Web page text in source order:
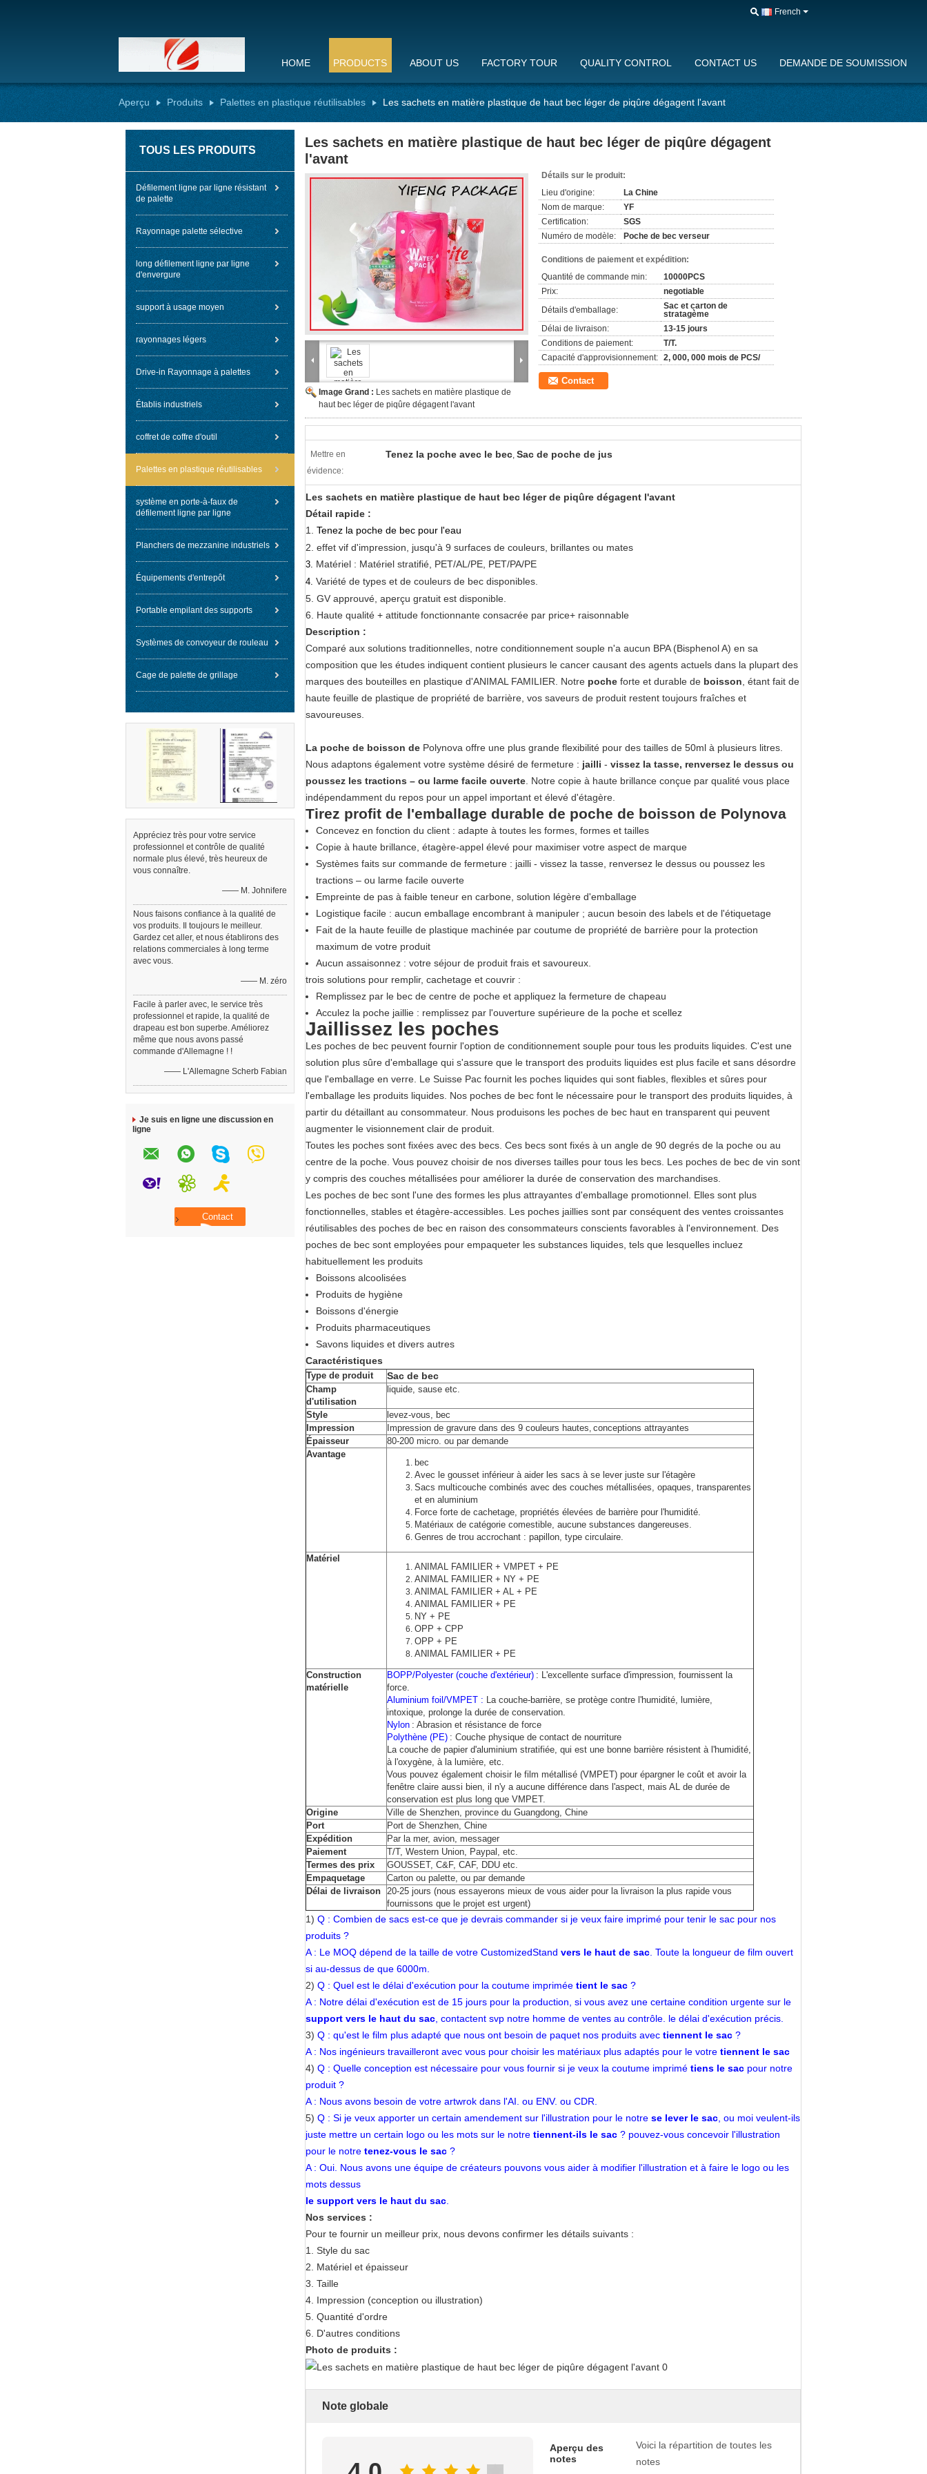
French
HOME PRODUCTS ABOUT US FACTORY TOUR QUALITY CONTROL CONTACT US DEMANDE DE SOUMISSION
Aperçu Produits Palettes en plastique réutilisables Les sachets en matière plastique de haut bec léger de piqûre dégagent l'avant
TOUS LES PRODUITS
Défilement ligne par ligne résistant
de palette
Rayonnage palette sélective
long défilement ligne par ligne
d'envergure
support à usage moyen
rayonnages légers
Drive-in Rayonnage à palettes
Établis industriels
coffret de coffre d'outil
Palettes en plastique réutilisables
système en porte-à-faux de
défilement ligne par ligne
Planchers de mezzanine industriels
Équipements d'entrepôt
Portable empilant des supports
Systèmes de convoyeur de rouleau
Cage de palette de grillage
Appréciez très pour votre service
professionnel et contrôle de qualité
normale plus élevé, très heureux de
vous connaître.
—— M. Johnifere
Nous faisons confiance à la qualité de
vos produits. Il toujours le meilleur.
Gardez cet aller, et nous établirons des
relations commerciales à long terme
avec vous.
—— M. zéro
Facile à parler avec, le service très
professionnel et rapide, la qualité de
drapeau est bon superbe. Améliorez
même que nous avons passé
commande d'Allemagne ! !
—— L'Allemagne Scherb Fabian
Je suis en ligne une discussion en
ligne
Les sachets en matière plastique de haut bec léger de piqûre dégagent
l'avant
Image Grand : Les sachets en matière plastique de
haut bec léger de piqûre dégagent l'avant
Détails sur le produit:
Lieu d'origine:
La Chine
Nom de marque:
YF
Certification:
SGS
Numéro de modèle:
Poche de bec verseur
Conditions de paiement et expédition:
Quantité de commande min:
10000PCS
Prix:
negotiable
Détails d'emballage:
Sac et carton de
stratagème
Délai de livraison:
13-15 jours
Conditions de paiement:
T/T.
Capacité d'approvisionnement: 2, 000, 000 mois de PCS/
Contact
Mettre en
évidence:
Tenez la poche avec le bec, Sac de poche de jus
Les sachets en matière plastique de haut bec léger de piqûre dégagent l'avant
Détail rapide :
1. Tenez la poche de bec pour l'eau
2. effet vif d'impression, jusqu'à 9 surfaces de couleurs, brillantes ou mates
3. Matériel : Matériel stratifié, PET/AL/PE, PET/PA/PE
4. Variété de types et de couleurs de bec disponibles.
5. GV approuvé, aperçu gratuit est disponible.
6.
Haute qualité + attitude fonctionnante consacrée par price+ raisonnable
Description :
Comparé aux solutions traditionnelles, notre conditionnement souple n'a aucun BPA (Bisphenol A) en sa
composition que les études indiquent contient plusieurs le cancer causant des agents actuels dans la plupart des
marques des bouteilles en plastique d'ANIMAL FAMILIER. Notre poche forte et durable de boisson , étant fait de
haute feuille de plastique de propriété de barrière, vos saveurs de produit restent toujours fraîches et
savoureuses.
La poche de boisson de Polynova offre une plus grande flexibilité pour des tailles de 50ml à plusieurs litres.
Nous adaptons également votre système désiré de fermeture : jailli - vissez la tasse, renversez le dessus ou
poussez les tractions – ou larme facile ouverte . Notre copie à haute brillance conçue par qualité vous place
indépendamment du repos pour un appel important et élevé d'étagère.
Tirez profit de l'emballage durable de poche de boisson de Polynova
Concevez en fonction du client : adapte à toutes les formes, formes et tailles
Copie à haute brillance, étagère-appel élevé pour maximiser votre aspect de marque
Systèmes faits sur commande de fermeture : jailli - vissez la tasse, renversez le dessus ou poussez les
tractions – ou larme facile ouverte
Empreinte de pas à faible teneur en carbone, solution légère d'emballage
Logistique facile : aucun emballage encombrant à manipuler ; aucun besoin des labels et de l'étiquetage
Fait de la haute feuille de plastique machinée par coutume de propriété de barrière pour la protection
maximum de votre produit
Aucun assaisonnez : votre séjour de produit frais et savoureux.
trois solutions pour remplir, cachetage et couvrir :
Remplissez par le bec de centre de poche et appliquez la fermeture de chapeau
Acculez la poche jaillie : remplissez par l'ouverture supérieure de la poche et scellez
Jaillissez les poches
Les poches de bec peuvent fournir l'option de conditionnement souple pour tous les produits liquides. C'est une
solution plus sûre d'emballage qui s'assure que le transport des produits liquides est plus facile et sans désordre
que l'emballage en verre. Le Suisse Pac fournit les poches liquides qui sont fiables, flexibles et sûres pour
l'emballage les produits liquides. Nos poches de bec font le nécessaire pour le transport des produits liquides, à
partir du détaillant au consommateur. Nous produisons les poches de bec haut en transparent qui peuvent
augmenter le visionnement clair de produit.
Toutes les poches sont fixées avec des becs. Ces becs sont fixés à un angle de 90 degrés de la poche ou au
centre de la poche. Vous pouvez choisir de nos diverses tailles pour tous les becs. Les poches de bec de vin sont
y compris des couches métallisées pour améliorer la durée de conservation des marchandises.
Les poches de bec sont l'une des formes les plus attrayantes d'emballage promotionnel. Elles sont plus
fonctionnelles, stables et étagère-accessibles. Les poches jaillies sont par conséquent des ventes croissantes
réutilisables des poches de bec en raison des consommateurs conscients favorables à l'environnement. Des
poches de bec sont employées pour empaqueter les substances liquides, tels que lesquelles incluez
habituellement les produits
Boissons alcoolisées
Produits de hygiène
Boissons d'énergie
Produits pharmaceutiques
Savons liquides et divers autres
Caractéristiques
Type de produit Sac de bec
Champ
d'utilisation
liquide, sause etc.
Style
levez-vous, bec
Impression
Impression de gravure dans des 9 couleurs hautes, conceptions attrayantes
Épaisseur
80-200 micro. ou par demande
Avantage
bec
Avec le gousset inférieur à aider les sacs à se lever juste sur l'étagère
Sacs multicouche combinés avec des couches métallisées, opaques, transparentes
et en aluminium
Force forte de cachetage, propriétés élevées de barrière pour l'humidité.
Matériaux de catégorie comestible, aucune substances dangereuses.
Genres de trou accrochant : papillon, type circulaire.
Matériel
ANIMAL FAMILIER + VMPET + PE
ANIMAL FAMILIER + NY + PE
ANIMAL FAMILIER + AL + PE
ANIMAL FAMILIER + PE
NY + PE
OPP + CPP
OPP + PE
ANIMAL FAMILIER + PE
Construction
matérielle
BOPP/Polyester (couche d'extérieur) : L'excellente surface d'impression, fournissent la
force.
Aluminium foil/VMPET : La couche-barrière, se protège contre l'humidité, lumière,
intoxique, prolonge la durée de conservation.
Nylon : Abrasion et résistance de force
Polythène (PE) : Couche physique de contact de nourriture
La couche de papier d'aluminium stratifiée, qui est une bonne barrière résistent à l'humidité,
à l'oxygène, à la lumière, etc.
Vous pouvez également choisir le film métallisé (VMPET) pour épargner le coût et avoir la
fenêtre claire aussi bien, il n'y a aucune différence dans l'aspect, mais AL de durée de
conservation est plus long que VMPET.
Origine
Ville de Shenzhen, province du Guangdong, Chine
Port
Port de Shenzhen, Chine
Expédition
Par la mer, avion, messager
Paiement
T/T, Western Union, Paypal, etc.
Termes des prix
GOUSSET, C&F, CAF, DDU etc.
Empaquetage
Carton ou palette, ou par demande
Délai de livraison 20-25 jours (nous essayerons mieux de vous aider pour la livraison la plus rapide vous
fournissons que le projet est urgent)
1) Q : Combien de sacs est-ce que je devrais commander si je veux faire imprimé pour tenir le sac pour nos
produits ?
A : Le MOQ dépend de la taille de votre CustomizedStand vers le haut de sac . Toute la longueur de film ouvert
si au-dessus de que 6000m.
2) Q : Quel est le délai d'exécution pour la coutume imprimée tient le sac ?
A : Notre délai d'exécution est de 15 jours pour la production, si vous avez une certaine condition urgente sur le
support vers le haut du sac , contactent svp notre homme de ventes au contrôle. le délai d'exécution précis.
3) Q : qu'est le film plus adapté que nous ont besoin de paquet nos produits avec tiennent le sac ?
A : Nos ingénieurs travailleront avec vous pour choisir les matériaux plus adaptés pour le votre tiennent le sac
4) Q : Quelle conception est nécessaire pour vous fournir si je veux la coutume imprimé tiens le sac pour notre
produit ?
A : Nous avons besoin de votre artwrok dans l'AI. ou ENV. ou CDR.
5) Q : Si je veux apporter un certain amendement sur l'illustration pour le notre se lever le sac , ou moi veulent-ils
juste mettre un certain logo ou les mots sur le notre tiennent-ils le sac ? pouvez-vous concevoir l'illustration
pour le notre tenez-vous le sac ?
A : Oui. Nous avons une équipe de créateurs pouvons vous aider à modifier l'illustration et à faire le logo ou les
mots dessus
le support vers le haut du sac
Nos services :
Pour te fournir un meilleur prix, nous devons confirmer les détails suivants :
1. Style du sac
2. Matériel et épaisseur
3. Taille
4. Impression (conception ou illustration)
5. Quantité d'ordre
6. D'autres conditions
Photo de produits :
Note globale
Aperçu des
notes
Voici la répartition de toutes les
notes